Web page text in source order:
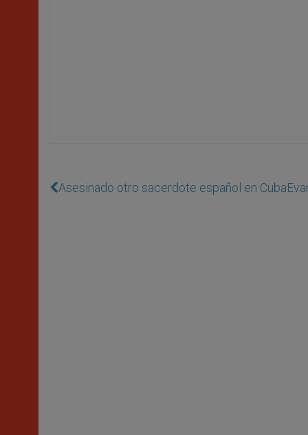
Asesinado otro sacerdote español en Cuba